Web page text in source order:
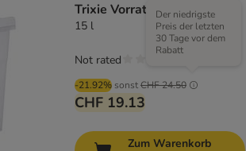
Trixie Vorratstonne
15 l
-21.92% sonstCHF 24.50
Der niedrigste
Preis der letzten
30 Tage vor dem
Rabatt
CHF 19.13
Not rated
Zum Warenkorb